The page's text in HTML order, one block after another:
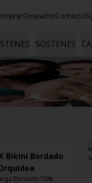
DespachoContacto
SOSTENES
Bikini Bordado
Orquidea
Bordado 70%